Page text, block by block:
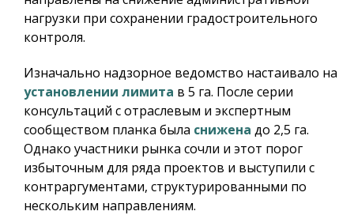
нагрузки при сохранении градостроительного
контроля.
Изначально надзорное ведомство настаивало на
установлении лимита в 5 га. После серии
консультаций с отраслевым и экспертным
сообществом планка была снижена до 2,5 га.
Однако участники рынка сочли и этот порог
избыточным для ряда проектов и выступили с
контраргументами, структурированными по
нескольким направлениям.